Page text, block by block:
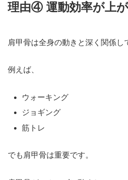
理由④ 運動効率が上
肩甲骨は全身の動きと深く関係し
例えば、
ウォーキング
ジョギング
筋トレ
でも肩甲骨は重要です。